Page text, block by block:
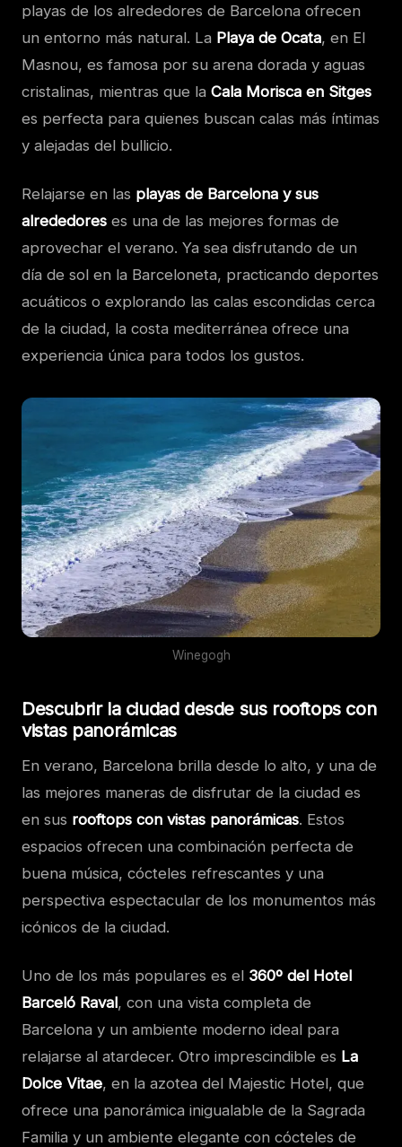
playas de los alrededores de Barcelona ofrecen
un entorno más natural. La Playa de Ocata, en El
Masnou, es famosa por su arena dorada y aguas
cristalinas, mientras que la Cala Morisca en Sitges
es perfecta para quienes buscan calas más íntimas
y alejadas del bullicio.
Relajarse en las playas de Barcelona y sus
alrededores es una de las mejores formas de
aprovechar el verano. Ya sea disfrutando de un
día de sol en la Barceloneta, practicando deportes
acuáticos o explorando las calas escondidas cerca
de la ciudad, la costa mediterránea ofrece una
experiencia única para todos los gustos.
Winegogh
Descubrir la ciudad desde sus rooftops con
vistas panorámicas
En verano, Barcelona brilla desde lo alto, y una de
las mejores maneras de disfrutar de la ciudad es
en sus rooftops con vistas panorámicas. Estos
espacios ofrecen una combinación perfecta de
buena música, cócteles refrescantes y una
perspectiva espectacular de los monumentos más
icónicos de la ciudad.
Uno de los más populares es el 360º del Hotel
Barceló Raval, con una vista completa de
Barcelona y un ambiente moderno ideal para
relajarse al atardecer. Otro imprescindible es La
Dolce Vitae, en la azotea del Majestic Hotel, que
ofrece una panorámica inigualable de la Sagrada
Familia y un ambiente elegante con cócteles de